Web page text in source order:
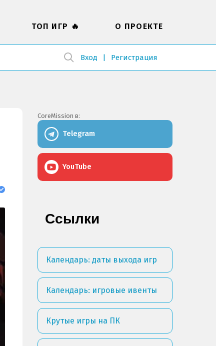
Вход Регистрация
ТОП ИГР 🔥 О ПРОЕКТЕ
CoreMission в:
Telegram
YouTube
Ссылки
Календарь: даты выхода игр
Календарь: игровые ивенты
Крутые игры на ПК